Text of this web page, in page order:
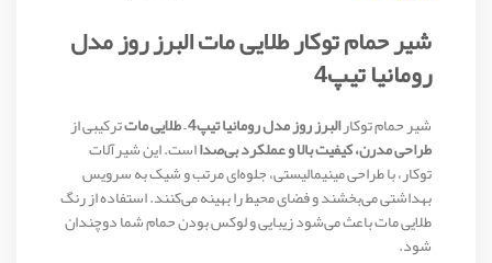
شیر حمام توکار طلایی مات البرز روز مدل
رومانیا تیپ4
شیر حمام توکارالبرز روز مدل رومانیا تیپ4 – طلایی مات ترکیبی از
طراحی مدرن، کیفیت بالا و عملکرد بی‌صدااست. این شیرآلات
توکار، با طراحی مینیمالیستی، جلوه‌ای مرتب و شیک به سرویس
بهداشتی می‌بخشند و فضای محیط را بهینه می‌کنند. استفاده از رنگ
طلایی مات باعث می‌شود زیبایی و لوکس بودن حمام شما دوچندان
شود.